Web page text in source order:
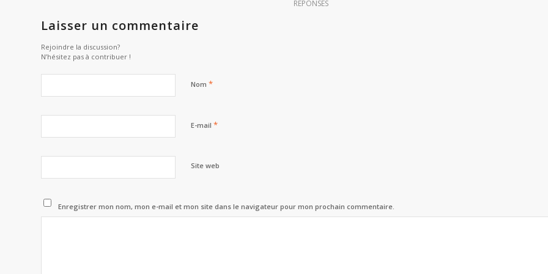
RÉPONSES
Laisser un commentaire
Rejoindre la discussion?
N’hésitez pas à contribuer !
Nom *
E-mail *
Site web
Enregistrer mon nom, mon e-mail et mon site dans le navigateur pour mon prochain commentaire.